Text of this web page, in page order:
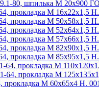
80, шпилька М 20х900
прокладка М 16х22х1,5
прокладка М 50х58х1,5
прокладка М 52х64х1,5
прокладка М 57х66х1,5
прокладка М 82х90х1,5
прокладка М 85х95х1,5
64, прокладка М
64, прокладка М
М 60х65х4 Н.